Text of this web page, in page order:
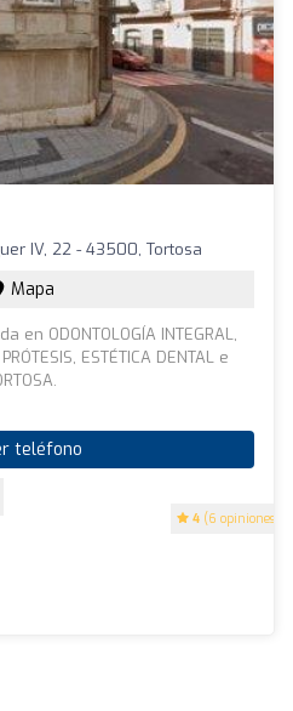
4 (6 opiniones)
IV, 22 - 43500, Tortosa
Mapa
en ODONTOLOGÍA INTEGRAL,
ESTÉTICA DENTAL e
teléfono